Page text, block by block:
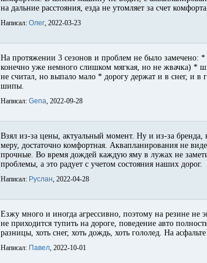
на дальние расстояния, езда не утомляет за счет
Написал: Олег, 2022-03-23
На протяжении 3 сезонов и проблем не было замечено:
конечно уже немного слишком мягкая, но не жвачка) *
не считал, но выпало мало * дорогу держат и в снег, и в
шипы.
Написал: Gena, 2022-09-28
Взял из-за цены, актуальный момент. Ну и из-за бренда,
меру, достаточно комфортная. Аквапланирования не
прочные. Во время дождей каждую яму в лужах не
проблемы, а это радует с учетом состояния наших дорог.
Написал: Руслан, 2022-04-28
Езжу много и иногда агрессивно, поэтому на резине
не приходится тупить на дороге, поведение авто
разницы, хоть снег, хоть дождь, хоть гололед. На
Написал: Павел, 2022-10-01